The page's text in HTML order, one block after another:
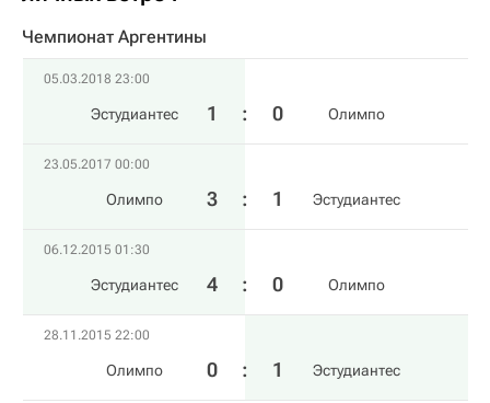
Чемпионат Аргентины
05.03.2018 23:00
Эстудиантес 1 : 0 Олимпо
23.05.2017 00:00
Олимпо 3 : 1 Эстудиантес
06.12.2015 01:30
Эстудиантес 4 : 0 Олимпо
28.11.2015 22:00
Олимпо 0 : 1 Эстудиантес